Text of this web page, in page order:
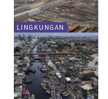
LINGKUNGAN